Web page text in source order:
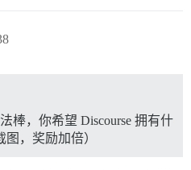
棒，你希望 Discourse 拥有什
，奖励加倍）